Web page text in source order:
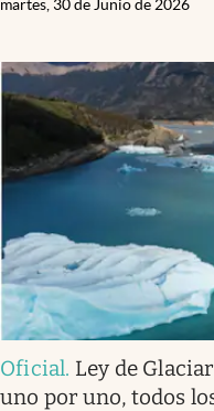
martes, 30 de Junio de 2026
Oficial. Ley de
uno por uno, todos